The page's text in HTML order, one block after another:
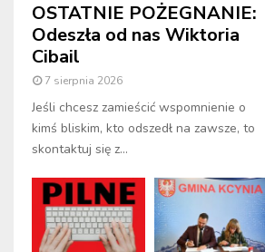
OSTATNIE POŻEGNANIE:
Odeszła od nas Wiktoria
Cibail
7 sierpnia 2026
Jeśli chcesz zamieścić wspomnienie o
kimś bliskim, kto odszedł na zawsze, to
skontaktuj się z...